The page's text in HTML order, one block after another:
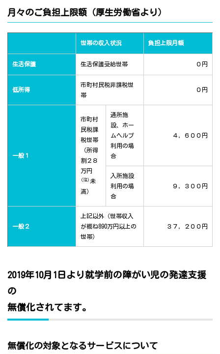
月々のご負担上限額（厚生労働省より）
世帯の収入状況 負担上限月額
生活保護 生活保護受給世帯 ０円
低所得
市町村民税非課税世
帯
０円
一般１
市町村
民税課
税世帯
（所得
割２８
万円
(注) 未
満）
通所施
設、ホー
ムヘルプ
利用の場
合
４，６００円
入所施設
利用の場
合
９，３００円
一般２
上記以外（世帯収入
が概ね890万円以上の
世帯）
３７，２００円
2019年10月1日より就学前の障がい児の発達支援
の
無償化されてます。
無償化の対象となるサービスについて